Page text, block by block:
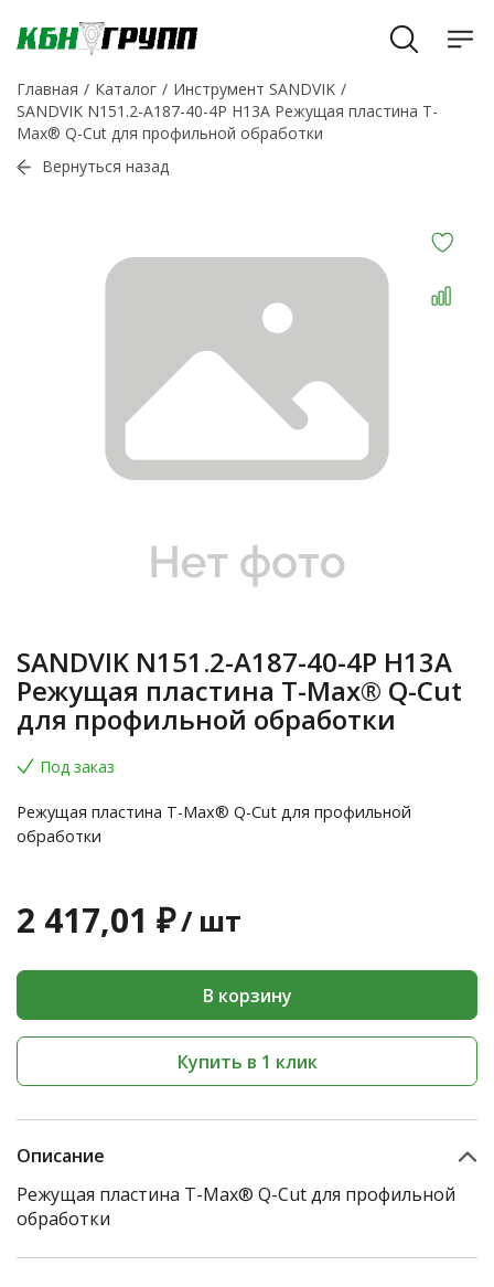
Главная Каталог
Инструмент SANDVIK
SANDVIK N151.2-A187-40-4P H13A Режущая пластина T-
Max® Q-Cut для профильной обработки
Вернуться назад
SANDVIK N151.2-A187-40-4P H13A
Режущая пластина T-Max® Q-Cut
для профильной обработки
Под заказ
Режущая пластина T-Max® Q-Cut для профильной
обработки
2 417,01 ₽/ шт
В корзину
Купить в 1 клик
Описание
Режущая пластина T-Max® Q-Cut для профильной
обработки